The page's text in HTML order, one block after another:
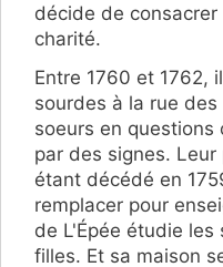
décide de
charité.
Entre 1760 et 1762,
sourdes à la rue
soeurs en questions
par des signes.
étant décédé en
remplacer pour
de L'Épée étudie les
filles. Et sa maison